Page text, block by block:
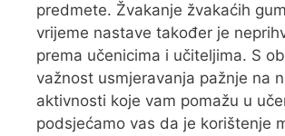
predmete. Žvakanje žvakaćih
vrijeme nastave također je
prema učenicima i učiteljima. S
važnost usmjeravanja pažnje na
aktivnosti koje vam pomažu u
podsjećamo vas da je korištenje